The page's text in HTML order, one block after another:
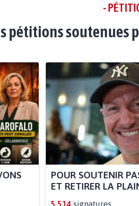
-
pétitions soutenues
POUR SOUTENIR
ET RETIRER LA
5.514 signatures